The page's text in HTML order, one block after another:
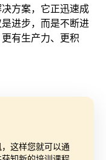
方案，它正迅速成
进步，而是不断进
有生产力、更积
这样您就可以通